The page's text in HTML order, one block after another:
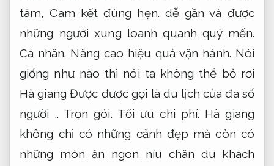
tâm,Cam kết đúng hẹn. dễ gần và được
những người xung loanh quanh quý mến.
Cá nhân. Nâng cao hiệu quả vận hành. Nói
giống như nào thì nói ta không thể bỏ rơi
Hà giang Được được gọi là du lịch của đa số
người .. Trọn gói. Tối ưu chi phí. Hà giang
không chỉ có những cảnh đẹp mà còn có
những món ăn ngon níu chân du khách